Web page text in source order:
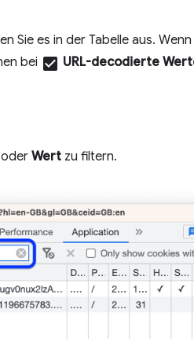
Sie es in der Tabelle aus.
bei check_box URL-decodierte
oder Wert zu filtern.